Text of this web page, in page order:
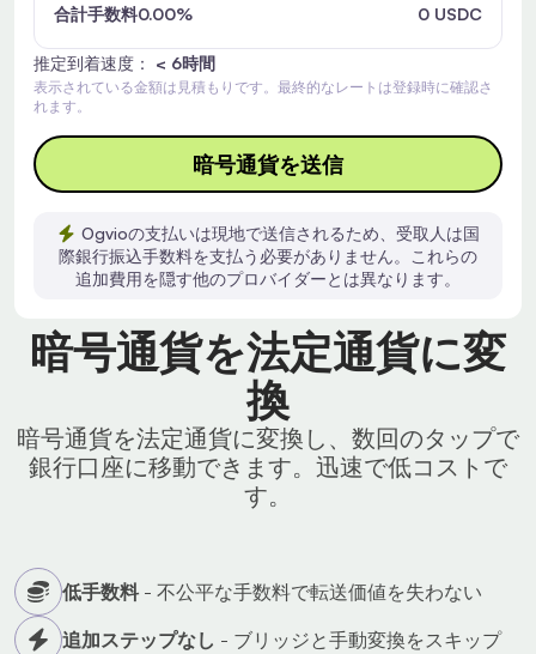
暗号通貨を法定通貨に変
換
暗号通貨を法定通貨に変換し、数回のタップで
銀行口座に移動できます。迅速で低コストで
す。
合計手数料0.00% 0 USDC
推定到着速度： < 6時間
表示されている金額は見積もりです。最終的なレートは登録時に確認さ
れます。
暗号通貨を送信
Ogvioの支払いは現地で送信されるため、受取人は国
際銀行振込手数料を支払う必要がありません。これらの
追加費用を隠す他のプロバイダーとは異なります。
低手数料- 不公平な手数料で転送価値を失わない
追加ステップなし - ブリッジと手動変換をスキップ